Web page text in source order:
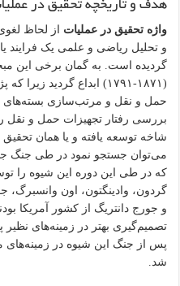
هدف و تاریخچه تحقیق در
واژه تحقیق در عملیاتاز لحاظ لغوی
و تحلیل ریاضی و علمی یک فرایند
گردیده است. به گمان برخی این
(۱۸۷۱-۱۷۹۱) ابداع گردید
بررسی رفتار تجهیزات حمل و نقل
شاخه توسعه یافته و یا همان
می‌توان جستجو نمود در طی جنگ
که در طی این دوره این شیوه را
گردون، وادینگتون، اون
و جورج دانتریگ از کشور آمریکا
تصمیم‌گیری بهتر در زمینه‌های نظیر
پس از جنگ این شیوه در زمینه‌های
شد.